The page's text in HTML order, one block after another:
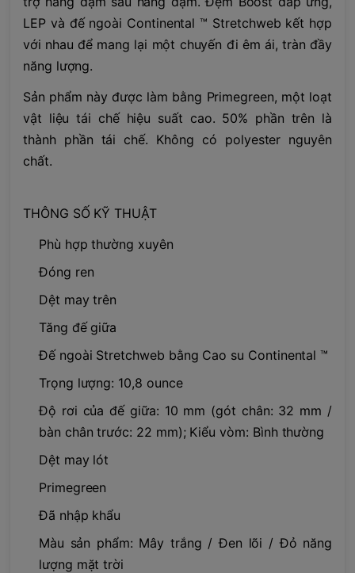
LEP và đế ngoài Continental ™ Stretchweb kết hợp
với nhau để mang lại một chuyến đi êm ái, tràn đầy
năng lượng.
Sản phẩm này được làm bằng Primegreen, một loạt
vật liệu tái chế hiệu suất cao. 50% phần trên là
thành phần tái chế. Không có polyester nguyên
chất.
THÔNG SỐ KỸ THUẬT
Phù hợp thường xuyên
Đóng ren
Dệt may trên
Tăng đế giữa
Đế ngoài Stretchweb bằng Cao su Continental ™
Trọng lượng: 10,8 ounce
Độ rơi của đế giữa: 10 mm (gót chân: 32 mm /
bàn chân trước: 22 mm); Kiểu vòm: Bình thường
Dệt may lót
Primegreen
Đã nhập khẩu
Màu sản phẩm: Mây trắng / Đen lõi / Đỏ năng
lượng mặt trời